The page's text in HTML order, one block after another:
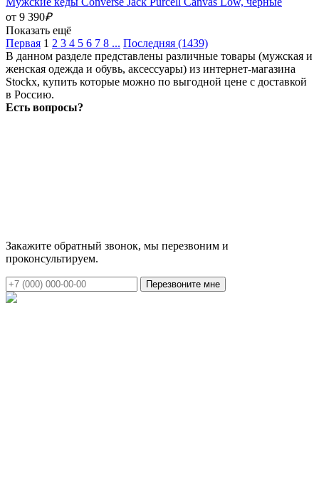
от 9 390₽
Показать ещё
Первая 1 2 3 4 5 6 7 8 ... Последняя (1439)
В данном разделе представлены различные товары (мужская и
женская одежда и обувь, аксессуары) из интернет-магазина
Stockx, купить которые можно по выгодной цене с доставкой
в Россию.
Есть вопросы?
Закажите обратный звонок, мы перезвоним и
проконсультируем.